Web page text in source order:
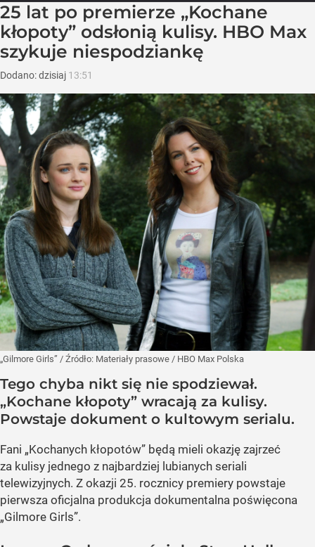
25 lat po premierze „Kochane
kłopoty” odsłonią kulisy. HBO Max
szykuje niespodziankę
Dodano:dzisiaj 13:51
„Gilmore Girls” / Źródło: Materiały prasowe / HBO Max Polska
Tego chyba nikt się nie spodziewał.
„Kochane kłopoty” wracają za kulisy.
Powstaje dokument o kultowym serialu.
Fani „Kochanych kłopotów” będą mieli okazję zajrzeć
za kulisy jednego z najbardziej lubianych seriali
telewizyjnych. Z okazji 25. rocznicy premiery powstaje
pierwsza oficjalna produkcja dokumentalna poświęcona
„Gilmore Girls”.